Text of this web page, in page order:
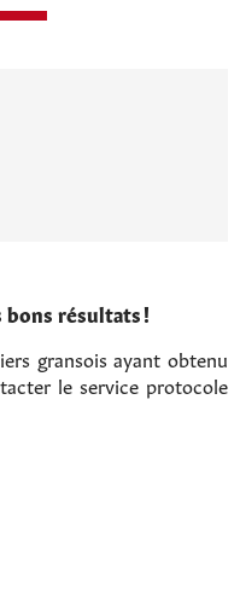
bons résultats !
gransois ayant obtenu
le service protocole